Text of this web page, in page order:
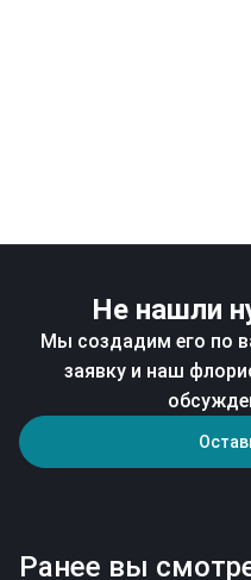
Не нашли
Мы создадим его по
заявку и наш
Ранее вы